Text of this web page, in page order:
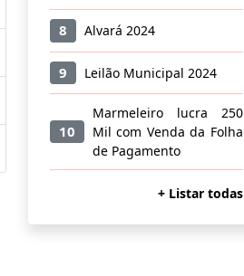
8 Alvará 2024
9 Leilão Municipal 2024
10
Marmeleiro lucra 250
Mil com Venda da Folha
de Pagamento
+ Listar todas